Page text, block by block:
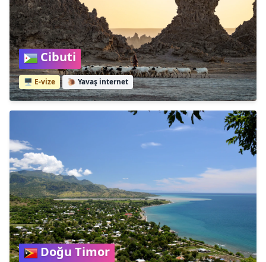
Cibuti
🖥️ E-vize 🐌 Yavaş internet
Doğu Timor